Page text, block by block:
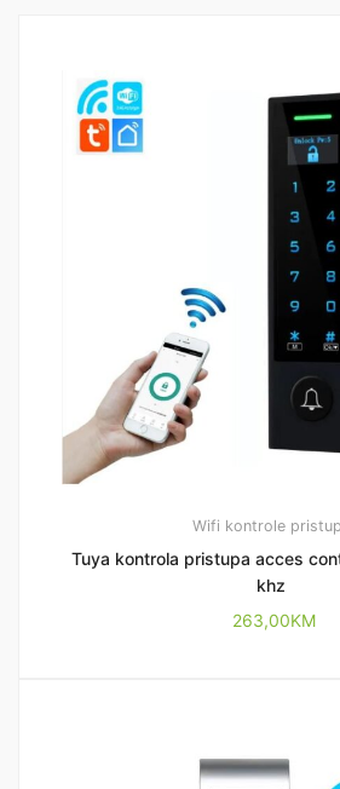
Wifi kontrole
Tuya kontrola pristupa acces
khz
263,00KM